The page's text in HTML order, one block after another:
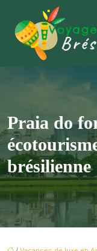
Praia do
brésilienne